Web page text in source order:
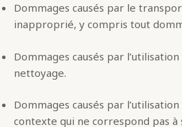
Dommages causés par le
inapproprié, y compris tout
Dommages causés par
nettoyage.
Dommages causés par
contexte qui ne correspond pas